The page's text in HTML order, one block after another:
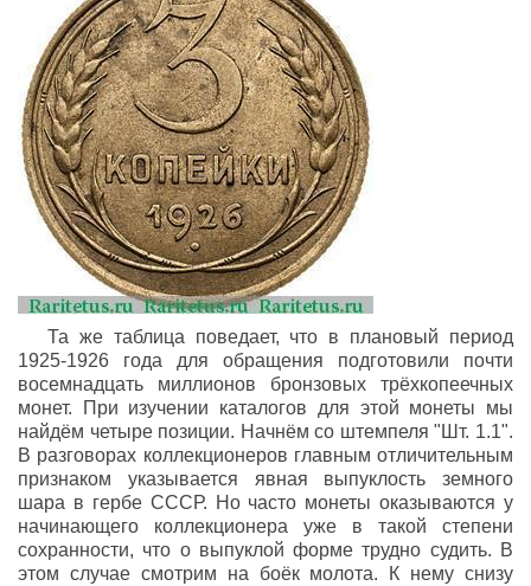
Та же таблица поведает, что в плановый период
1925-1926 года для обращения подготовили почти
восемнадцать миллионов бронзовых трёхкопеечных
монет. При изучении каталогов для этой монеты мы
найдём четыре позиции. Начнём со штемпеля "Шт. 1.1".
В разговорах коллекционеров главным отличительным
признаком указывается явная выпуклость земного
шара в гербе СССР. Но часто монеты оказываются у
начинающего коллекционера уже в такой степени
сохранности, что о выпуклой форме трудно судить. В
этом случае смотрим на боёк молота. К нему снизу